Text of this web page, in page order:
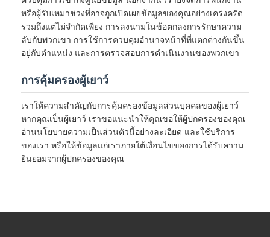
หรือผู้รับเหมาช่วงที่อาจถูกเปิดเผยข้อมูลของคุณอย่างเคร่งครัด
รวมถึงแต่ไม่จำกัดเพียง การลงนามในข้อตกลงการรักษาความ
ลับกับพวกเขา การใช้การควบคุมอำนาจหน้าที่ที่แตกต่างกันขึ้น
อยู่กับตำแหน่ง และการตรวจสอบการดำเนินงานของพวกเขา
การคุ้มครองผู้เยาว์
เราให้ความสำคัญกับการคุ้มครองข้อมูลส่วนบุคคลของผู้เยาว์
หากคุณเป็นผู้เยาว์ เราขอแนะนำให้คุณขอให้ผู้ปกครองของคุณ
อ่านนโยบายความเป็นส่วนตัวนี้อย่างละเอียด และใช้บริการ
ของเรา หรือให้ข้อมูลแก่เราภายใต้เงื่อนไขของการได้รับความ
ยินยอมจากผู้ปกครองของคุณ